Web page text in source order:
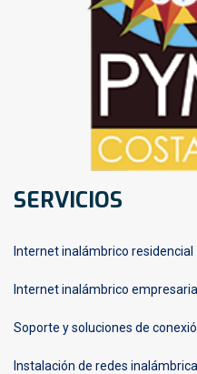
SERVICIOS
Internet inalámbrico residencial
Internet inalámbrico empresarial
Soporte y soluciones de
Instalación de redes